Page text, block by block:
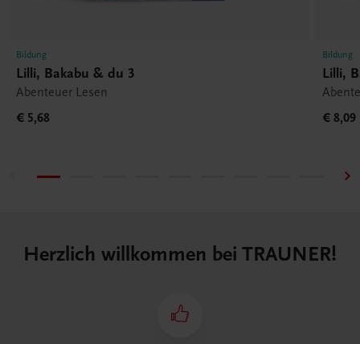
Bildung
Lilli, Bakabu & du 3
Abenteuer Lesen
€ 5,68
Bildung
Lilli,
€ 8,09
Herzlich willkommen bei TRAUNER!